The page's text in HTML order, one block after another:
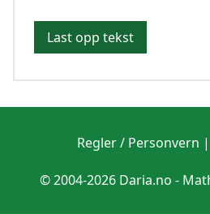
Last opp tekst
Regler / Personvern |
© 2004-2026 Daria.no -